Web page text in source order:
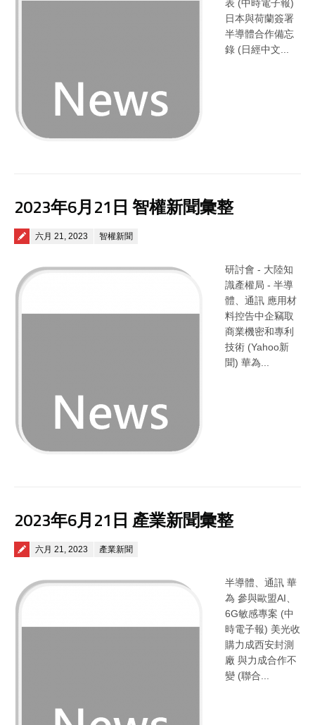
表 (中時電子報)
日本與荷蘭簽署
半導體合作備忘
錄 (日經中文...
2023年6月21日 智權新聞彙整
Posted on
六月 21, 2023 智權新聞
研討會 - 大陸知
識產權局 - 半導
體、通訊 應用材
料控告中企竊取
商業機密和專利
技術 (Yahoo新
聞) 華為...
2023年6月21日 產業新聞彙整
Posted on
六月 21, 2023 產業新聞
半導體、通訊 華
為 參與歐盟AI、
6G敏感專案 (中
時電子報) 美光收
購力成西安封測
廠 與力成合作不
變 (聯合...